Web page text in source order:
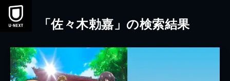
本文へスキップ
「佐々木勅嘉」の検索結果